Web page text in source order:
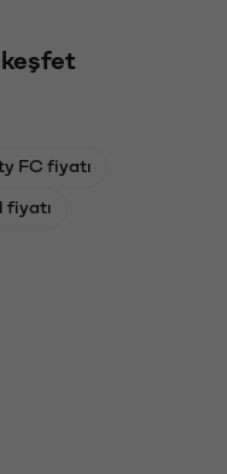
keşfet
FC fiyatı
fiyatı